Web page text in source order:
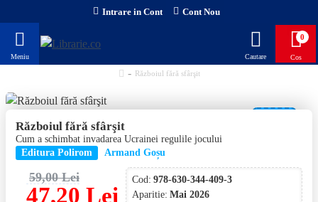
Intrare in Cont Cont Nou
0
Războiul fără sfârşit
Războiul fără sfârşit
Cum a schimbat invadarea Ucrainei regulile jocului
Editura Polirom
Armand Goșu
47,20 Lei
59,00 Lei Cod: 978-630-344-409-3
Aparitie: Mai 2026